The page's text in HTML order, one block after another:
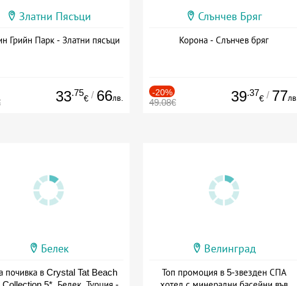
Златни Пясъци
Грийн Парк - Златни пясъци
33.75
€ / 66лв.
Слънчев Бряг
Корона - Слънчев бряг
-20%
49.08€ 39.37
€ / 77лв.
Белек
почивка в Crystal Tat Beach
Велинград
Топ промоция в 5-звезден СПА